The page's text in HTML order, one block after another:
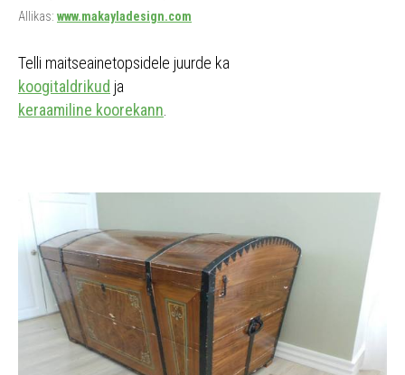
Allikas: www.makayladesign.com
Telli maitseainetopsidele juurde ka
koogitaldrikud ja
keraamiline koorekann